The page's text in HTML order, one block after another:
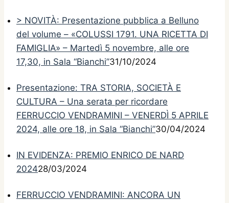
> NOVITÀ: Presentazione pubblica a Belluno
del volume – «COLUSSI 1791. UNA RICETTA DI
FAMIGLIA» – Martedì 5 novembre, alle ore
17,30, in Sala “Bianchi”31/10/2024
Presentazione: TRA STORIA, SOCIETÀ E
CULTURA – Una serata per ricordare
FERRUCCIO VENDRAMINI – VENERDÌ 5 APRILE
2024, alle ore 18, in Sala “Bianchi”30/04/2024
IN EVIDENZA: PREMIO ENRICO DE NARD
202428/03/2024
FERRUCCIO VENDRAMINI: ANCORA UN